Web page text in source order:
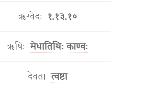
ऋग्वेदः १.१३.१०
ऋषिः मेधातिथिः काण्वः
देवता त्वष्टा